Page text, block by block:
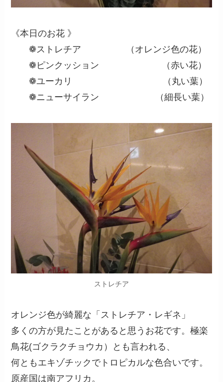
《本日のお花 》
❁ストレチア （オレンジ色の花）
❁ピンクッション （赤い花）
❁ユーカリ （丸い葉）
❁ニューサイラン （細長い葉）
ストレチア
オレンジ色が綺麗な「ストレチア・レギネ」
多くの方が見たことがあると思うお花です。極楽
鳥花(ゴクラクチョウカ）とも言われる、
何ともエキゾチックでトロピカルな色合いです。
原産国は南アフリカ。